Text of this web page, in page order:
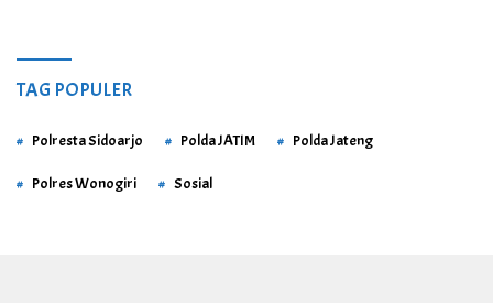
TAG POPULER
Polresta Sidoarjo Polda JATIM Polda Jateng
Polres Wonogiri Sosial